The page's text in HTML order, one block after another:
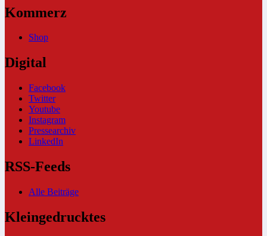
Kommerz
Shop
Digital
Facebook
Twitter
Youtube
Instagram
Pressearchiv
LinkedIn
RSS-Feeds
Alle Beiträge
Kleingedrucktes